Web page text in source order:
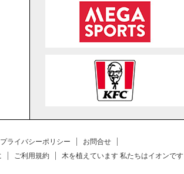
プライバシーポリシー
お問合せ
ご利用規約 木を植えています 私たちはイオンです